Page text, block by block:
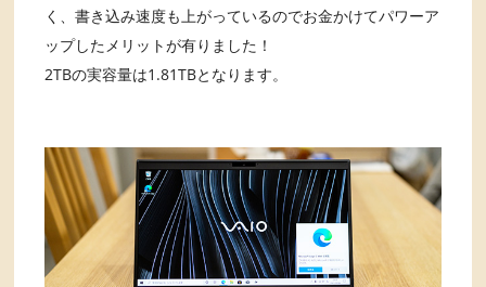
く、書き込み速度も上がっているのでお金かけてパワーア
ップしたメリットが有りました！
2TBの実容量は1.81TBとなります。